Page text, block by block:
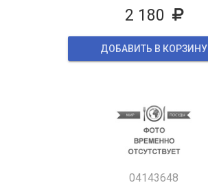
2 180
ДОБАВИТЬ В КОРЗИНУ
04143648